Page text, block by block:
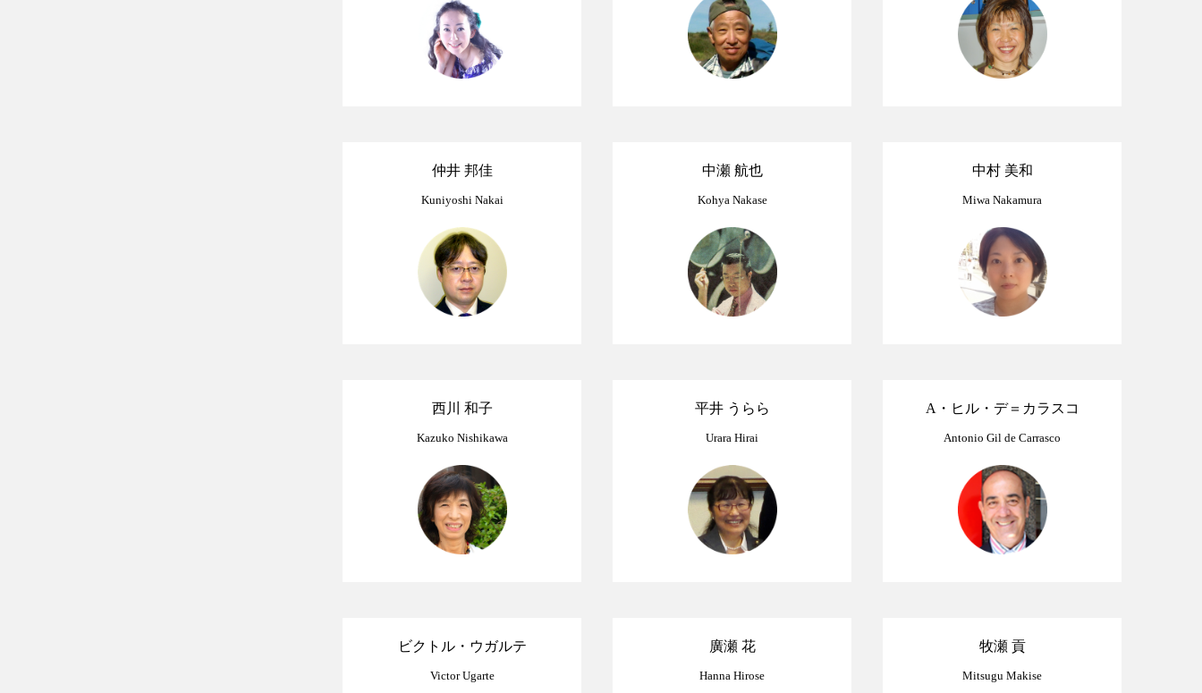
仲井 邦佳
Kuniyoshi Nakai
中瀬 航也
Kohya Nakase
中村 美和
Miwa Nakamura
西川 和子
Kazuko Nishikawa
平井 うらら
Urara Hirai
A・ヒル・デ＝カラスコ
Antonio Gil de Carrasco
ビクトル・ウガルテ
Victor Ugarte
廣瀬 花
Hanna Hirose
牧瀬 貢
Mitsugu Makise